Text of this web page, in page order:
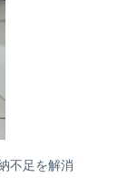
不足を解消